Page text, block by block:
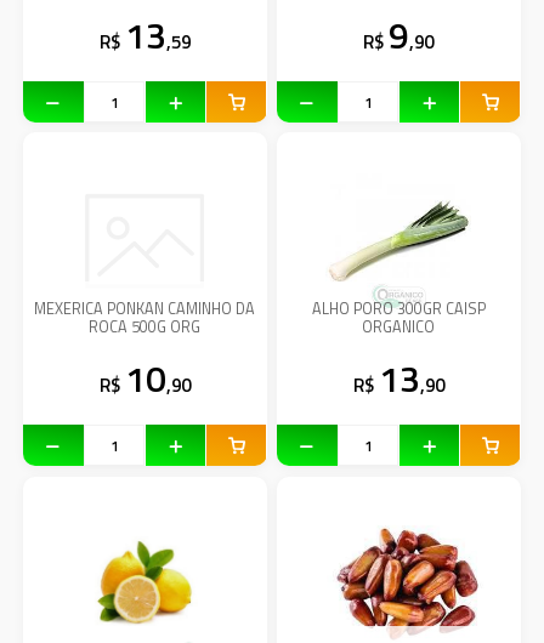
R$ 13,59 R$ 9,90
MEXERICA PONKAN CAMINHO DA
ROCA 500G ORG
R$ 10,90
ALHO PORO 300GR CAISP
ORGANICO
R$ 13,90